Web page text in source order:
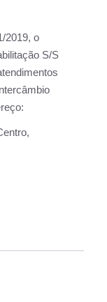
2019, o
S/S